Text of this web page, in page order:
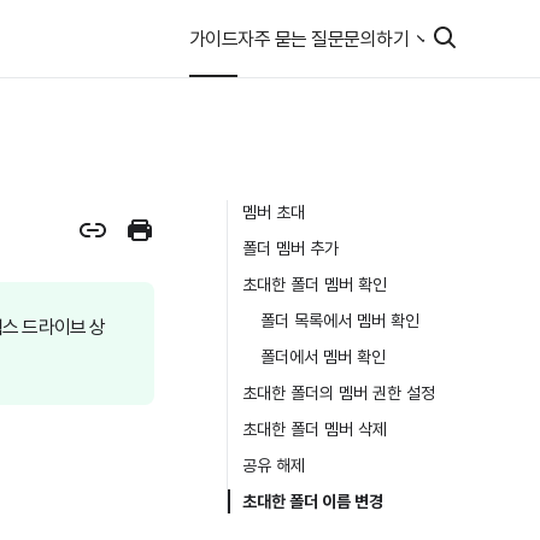
가이드자주 묻는 질문문의하기
드라이브 상
멤버 초대
폴더 멤버 추가
초대한 폴더 멤버 확인
폴더 목록에서 멤버 확인
폴더에서 멤버 확인
초대한 폴더의 멤버 권한 설정
초대한 폴더 멤버 삭제
공유 해제
초대한 폴더 이름 변경